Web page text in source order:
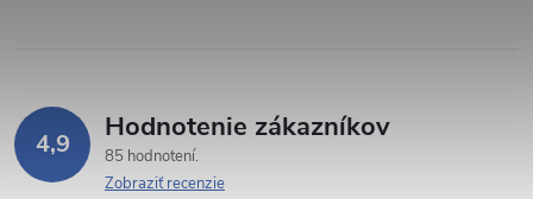
v 4,9 Hodnotenie zákazníkov
85 hodnotení
Zobraziť recenzie